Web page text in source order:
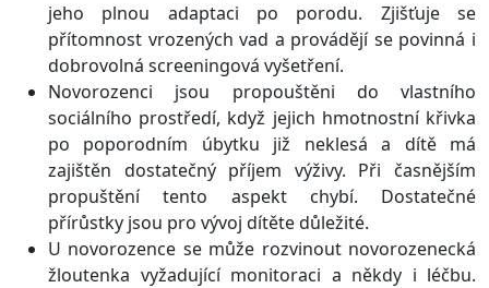
jeho plnou adaptaci po porodu. Zjišťuje se
přítomnost vrozených vad a provádějí se povinná i
dobrovolná screeningová vyšetření.
Novorozenci jsou propouštěni do vlastního
sociálního prostředí, když jejich hmotnostní křivka
po poporodním úbytku již neklesá a dítě má
zajištěn dostatečný příjem výživy. Při časnějším
propuštění tento aspekt chybí. Dostatečné
přírůstky jsou pro vývoj dítěte důležité.
U novorozence se může rozvinout novorozenecká
žloutenka vyžadující monitoraci a někdy i léčbu.